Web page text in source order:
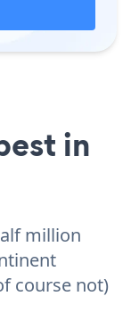
in
million
course not)